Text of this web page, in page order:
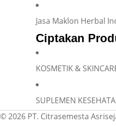
Jasa Maklon Herbal
Ciptakan
KOSMETIK &
SUPLEMEN
© 2026 PT. Citrasemesta